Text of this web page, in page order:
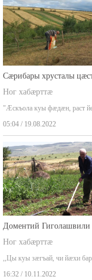
Сæрибары хрусталы
Ног хабæрттæ
"Æскъола куы фæдæн, раст
05:04 / 19.08.2022
Доментий
Ног хабæрттæ
,,Цы куы зæгъай, чи йæхи
16:32 / 10.11.2022